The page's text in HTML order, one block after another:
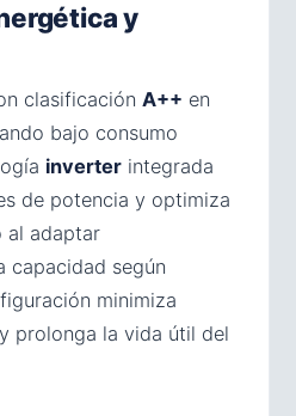
y
clasificación A++ en
bajo consumo
inverter integrada
de potencia y optimiza
al adaptar
capacidad según
minimiza
prolonga la vida útil del